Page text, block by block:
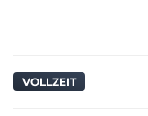
VOLLZEIT